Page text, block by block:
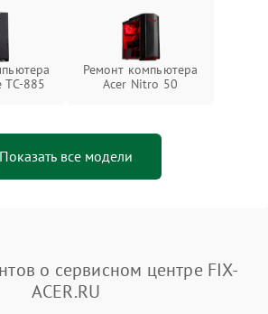
TC-885
Ремонт компьютера
Acer Nitro 50
Показать все модели
о сервисном центре FIX-
ACER.RU